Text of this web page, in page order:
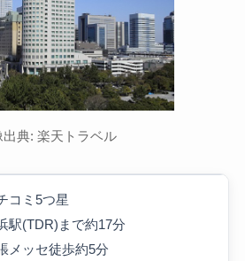
出典: 楽天トラベル
コミ5つ星
駅(TDR)まで約17分
メッセ徒歩約5分